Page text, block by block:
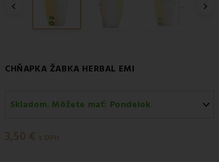
 
CHŇAPKA ŽABKA HERBAL EMI
Skladom. Môžete mať: Pondelok
Pondelok 10.08
3,50 € s DPH